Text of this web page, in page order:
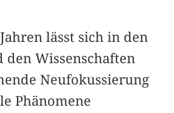
lässt sich in den
den Wissenschaften
Neufokussierung
Phänomene